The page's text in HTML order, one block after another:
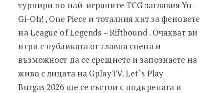
турнири по най-играните TCG заглавия Yu-
Gi-Oh! , One Piece и тоталния хит за феновете
на League of Legends – Riftbound . Очакват ви
игри с публиката от главна сцена и
възможност да се срещнете и запознаете на
живо с лицата на GplayTV. Let`s Play
Burgas 2026 ще се състои с подкрепата и